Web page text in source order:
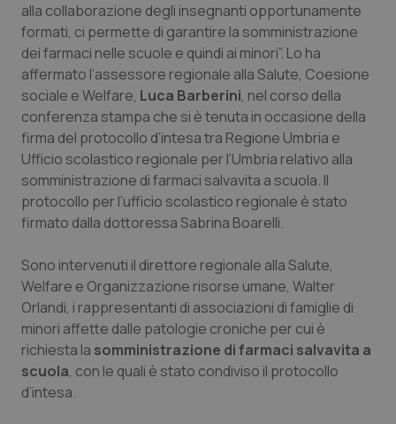
Liguria
Lombardia
Marche
Molise
Piemonte
Provincia Autonoma di Bolzano
Provincia Autonoma di Trento
Puglia
Sardegna
Disturbi dell’umore
Dolore
Donna & Salute
Epatiti
HIV
Infezioni & Febbre
Ipertensione & Scompenso
Malattie rare
Malattia di Crohn & Rettocolite Ulcerosa
alla collaborazione degli insegnanti opportunamente
formati, ci permette di garantire la somministrazione
dei farmaci nelle scuole e quindi ai minori”. Lo ha
affermato l’assessore regionale alla Salute, Coesione
sociale e Welfare, Luca Barberini, nel corso della
conferenza stampa che si è tenuta in occasione della
firma del protocollo d’intesa tra Regione Umbria e
Ufficio scolastico regionale per l’Umbria relativo alla
somministrazione di farmaci salvavita a scuola. Il
protocollo per l’ufficio scolastico regionale è stato
firmato dalla dottoressa Sabrina Boarelli.
Sono intervenuti il direttore regionale alla Salute,
Welfare e Organizzazione risorse umane, Walter
Orlandi, i rappresentanti di associazioni di famiglie di
minori affette dalle patologie croniche per cui è
richiesta la somministrazione di farmaci salvavita a
scuola, con le quali è stato condiviso il protocollo
d’intesa.